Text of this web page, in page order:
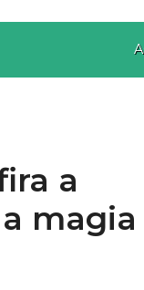
a
magia